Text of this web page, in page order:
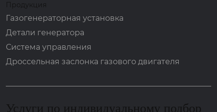
Продукция
Газогенераторная установка
Детали генератора
Система управления
Дроссельная заслонка газового двигателя
Услуги по индивидуальному подбор